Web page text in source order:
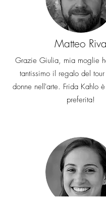
Matteo Riva
Grazie Giulia, mia moglie
tantissimo il regalo del
donne nell'arte. Frida Kahlo
preferita!